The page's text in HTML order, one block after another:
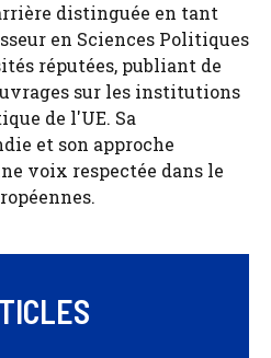
distinguée en tant
en Sciences Politiques
réputées, publiant de
sur les institutions
de l'UE. Sa
et son approche
voix respectée dans le